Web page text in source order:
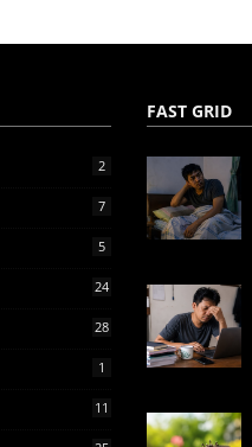
2
7
5
24
28
1
11
FAST GRID